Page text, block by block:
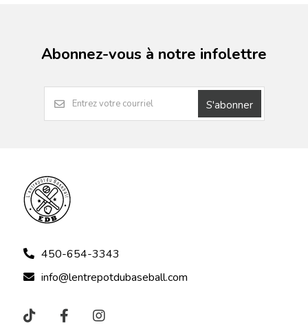
Abonnez-vous à notre infolettre
S'abonner
450-654-3343
info@lentrepotdubaseball.com